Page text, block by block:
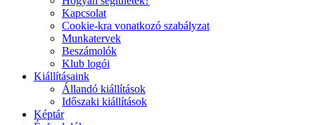
Kapcsolat
Cookie-kra vonatkozó szabályzat
Munkatervek
Beszámolók
Klub logói
Kiállításaink
Állandó kiállítások
Időszaki kiállítások
Képtár